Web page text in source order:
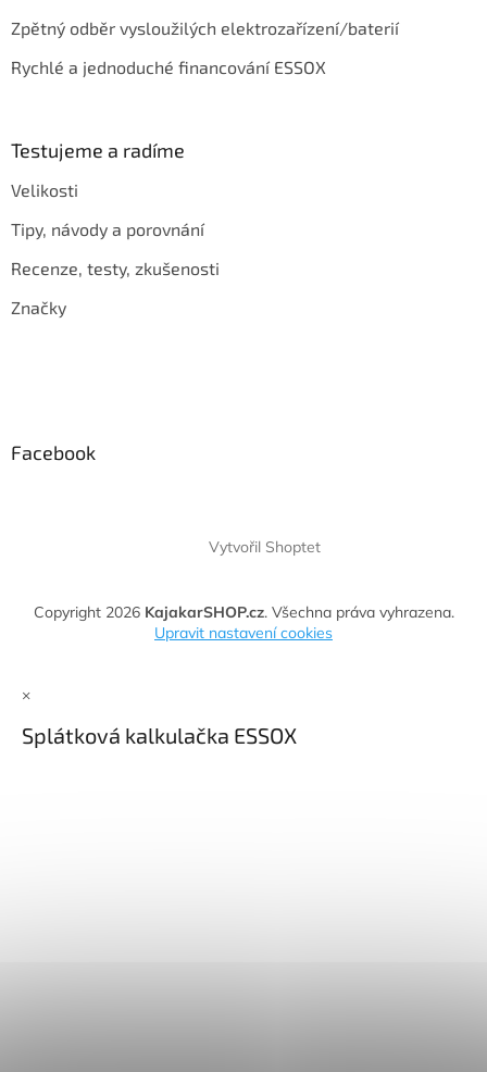
Zpětný odběr vysloužilých elektrozařízení/baterií
Rychlé a jednoduché financování ESSOX
Testujeme a radíme
Velikosti
Tipy, návody a porovnání
Recenze, testy, zkušenosti
Značky
Facebook
Vytvořil Shoptet
Copyright 2026 KajakarSHOP.cz. Všechna práva vyhrazena.
Upravit nastavení cookies
×
Splátková kalkulačka ESSOX